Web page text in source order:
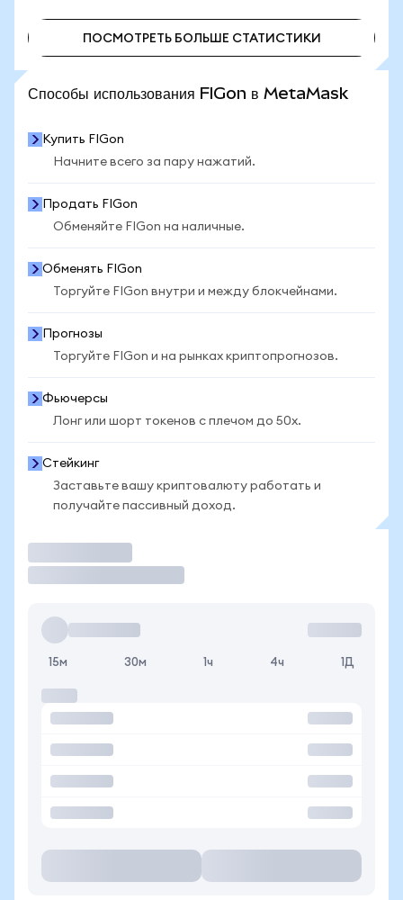
ПОСМОТРЕТЬ БОЛЬШЕ СТАТИСТИКИ
Способы использования FIGon в MetaMask
Купить FIGon
Начните всего за пару нажатий.
Продать FIGon
Обменяйте FIGon на наличные.
Обменять FIGon
Торгуйте FIGon внутри и между блокчейнами.
Прогнозы
Торгуйте FIGon и на рынках криптопрогнозов.
Фьючерсы
Лонг или шорт токенов с плечом до 50x.
Стейкинг
Заставьте вашу криптовалюту работать и
получайте пассивный доход.
15м 30м 1ч 4ч 1Д